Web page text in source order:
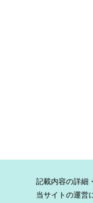
記載内容の詳細
当サイトの運営